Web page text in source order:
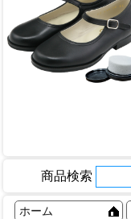
商品検索
ホーム